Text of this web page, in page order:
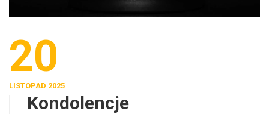
20
LISTOPAD 2025
Kondolencje